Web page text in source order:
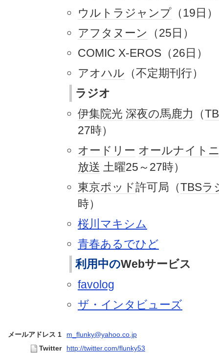
ウルトラジャンプ （19日）
アフタヌーン
（25日）
COMIC X-EROS（26日）
アオハル （不定期刊行）
ラジオ
伊集院光 深夜の馬鹿力 （
27時）
オードリー オールナイト
放送 土曜25～27時）
東京ポッド許可局（TBSラ
時）
桜川マキシム
青春あるでひど
利用中のWebサービス
favolog
ザ・インタビューズ
メールアドレス 1
m_flunky@yahoo.co.jp
Twitter
http://twitter.com/flunky53